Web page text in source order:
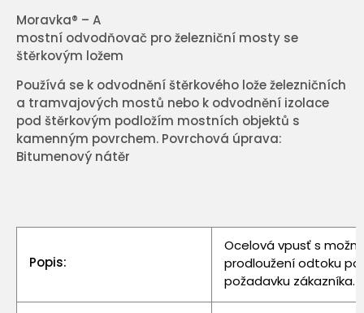
Moravka® – A
mostní odvodňovač pro železniční mosty se
štěrkovým ložem
Používá se k odvodnění štěrkového lože železničních
a tramvajových mostů nebo k odvodnění izolace
pod štěrkovým podložím mostních objektů s
kamenným povrchem. Povrchová úprava:
Bitumenový nátěr
Popis:
Ocelová vpusť s
prodloužení odtoku
požadavku zákazníka.